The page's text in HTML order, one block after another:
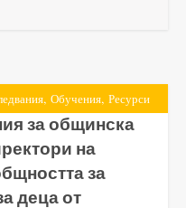
, Обучения, Ресурси
за общинска
на
за
деца от